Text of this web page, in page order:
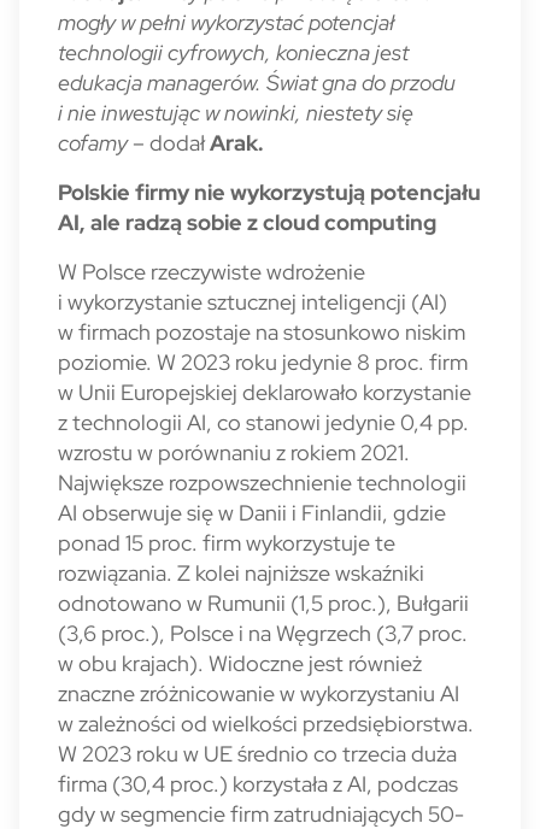
mogły w pełni wykorzystać potencjał
technologii cyfrowych, konieczna jest
edukacja managerów. Świat gna do przodu
i nie inwestując w nowinki, niestety się
cofamy– dodałArak.
Polskie firmy nie wykorzystują potencjału
AI, ale radzą sobie z cloud computing
W Polsce rzeczywiste wdrożenie
i wykorzystanie sztucznej inteligencji (AI)
w firmach pozostaje na stosunkowo niskim
poziomie. W 2023 roku jedynie 8 proc. firm
w Unii Europejskiej deklarowało korzystanie
z technologii AI, co stanowi jedynie 0,4 pp.
wzrostu w porównaniu z rokiem 2021.
Największe rozpowszechnienie technologii
AI obserwuje się w Danii i Finlandii, gdzie
ponad 15 proc. firm wykorzystuje te
rozwiązania. Z kolei najniższe wskaźniki
odnotowano w Rumunii (1,5 proc.), Bułgarii
(3,6 proc.), Polsce i na Węgrzech (3,7 proc.
w obu krajach). Widoczne jest również
znaczne zróżnicowanie w wykorzystaniu AI
w zależności od wielkości przedsiębiorstwa.
W 2023 roku w UE średnio co trzecia duża
firma (30,4 proc.) korzystała z AI, podczas
gdy w segmencie firm zatrudniających 50-